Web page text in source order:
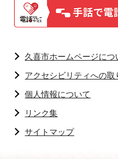
久喜市ホームページにつ
アクセシビリティへの取
個人情報について
リンク集
サイトマップ